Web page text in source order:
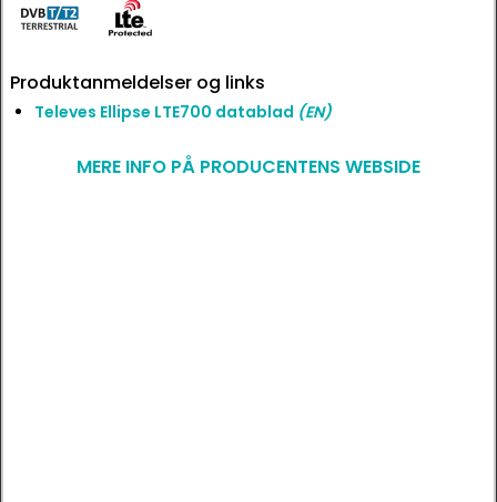
Produktanmeldelser og links
Televes Ellipse LTE700 datablad (EN)
MERE INFO PÅ PRODUCENTENS WEBSIDE